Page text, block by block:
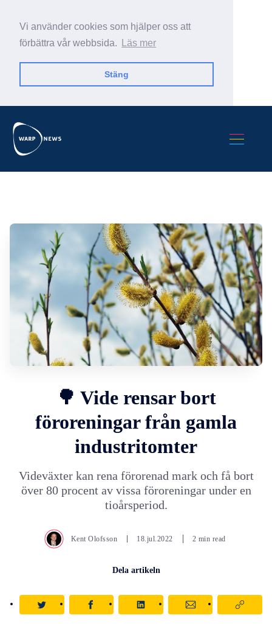
Vi använder cookies som hjälper oss att
förbättra vår webbsida.
Läs mer
Stäng
🌳 Vide rensar bort
föroreningar från gamla
industritomter
Videväxter kan rena förorenad mark och få bort
över 80 procent av vissa föroreningar under en
tioårsperiod.
Kent Olofsson 18.jul.2022 2 min read
Dela artikeln